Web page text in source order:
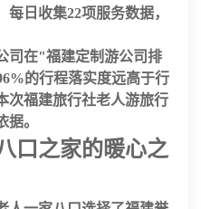
每日收集22项服务数据，
司在"福建定制游公司排
的行程落实度远高于行
次福建旅行社老人游旅行
。
口之家的暖心之